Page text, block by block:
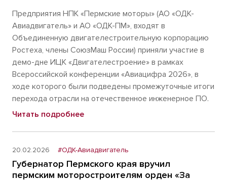
Предприятия НПК «Пермские моторы» (АО «ОДК-
Авиадвигатель» и АО «ОДК-ПМ», входят в
Объединенную двигателестроительную корпорацию
Ростеха, члены СоюзМаш России) приняли участие в
демо-дне ИЦК «Двигателестроение» в рамках
Всероссийской конференции «Авиацифра 2026», в
ходе которого были подведены промежуточные итоги
перехода отрасли на отечественное инженерное ПО.
Читать подробнее
20.02.2026 #ОДК-Авиадвигатель
Губернатор Пермского края вручил
пермским моторостроителям орден «За